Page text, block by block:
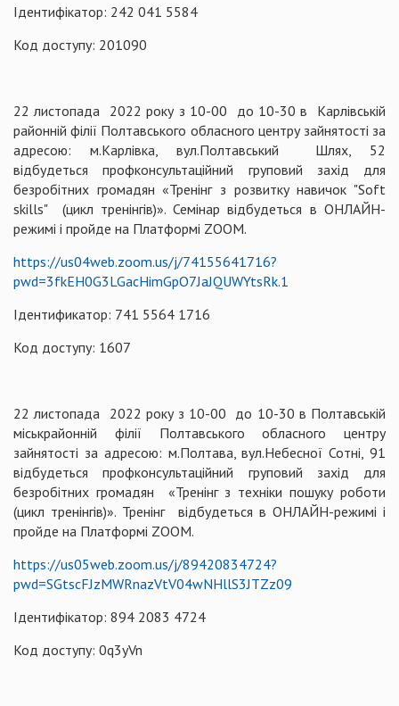
Ідентифікатор: 242 041 5584
Код доступу: 201090
22 листопада 2022 року з 10-00 до 10-30 в Карлівській
районній філії Полтавського обласного центру зайнятості за
адресою: м.Карлівка, вул.Полтавський Шлях, 52
відбудеться профконсультаційний груповий захід для
безробітних громадян «Тренінг з розвитку навичок "Soft
skills" (цикл тренінгів)». Семінар відбудеться в ОНЛАЙН-
режимі і пройде на Платформі ZOOM.
https://us04web.zoom.us/j/74155641716?
pwd=3fkEH0G3LGacHimGpO7JaJQUWYtsRk.1
Ідентификатор: 741 5564 1716
Код доступу: 1607
22 листопада 2022 року з 10-00 до 10-30 в Полтавській
міськрайонній філії Полтавського обласного центру
зайнятості за адресою: м.Полтава, вул.Небесної Сотні, 91
відбудеться профконсультаційний груповий захід для
безробітних громадян «Тренінг з техніки пошуку роботи
(цикл тренінгів)». Тренінг відбудеться в ОНЛАЙН-режимі і
пройде на Платформі ZOOM.
https://us05web.zoom.us/j/89420834724?
pwd=SGtscFJzMWRnazVtV04wNHllS3JTZz09
Ідентифікатор: 894 2083 4724
Код доступу: 0q3yVn